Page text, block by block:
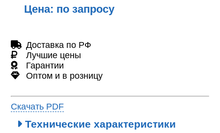
Цена: по запросу
Доставка по РФ
Лучшие цены
Гарантии
Оптом и в розницу
Скачать PDF
Технические характеристики